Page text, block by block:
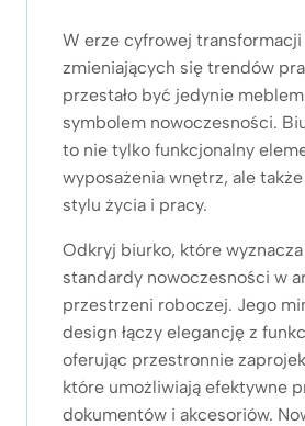
W erze cyfrowej
zmieniających się trendów
przestało być jedynie
symbolem nowoczesności.
to nie tylko funkcjonalny
wyposażenia wnętrz, ale
stylu życia i pracy.
Odkryj biurko, które
standardy nowoczesności w
przestrzeni roboczej. Jego
design łączy elegancję z
oferując przestronnie
które umożliwiają efektywne
dokumentów i akcesoriów.